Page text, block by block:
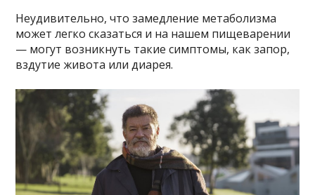
Неудивительно, что замедление метаболизма
может легко сказаться и на нашем пищеварении
— могут возникнуть такие симптомы, как запор,
вздутие живота или диарея.